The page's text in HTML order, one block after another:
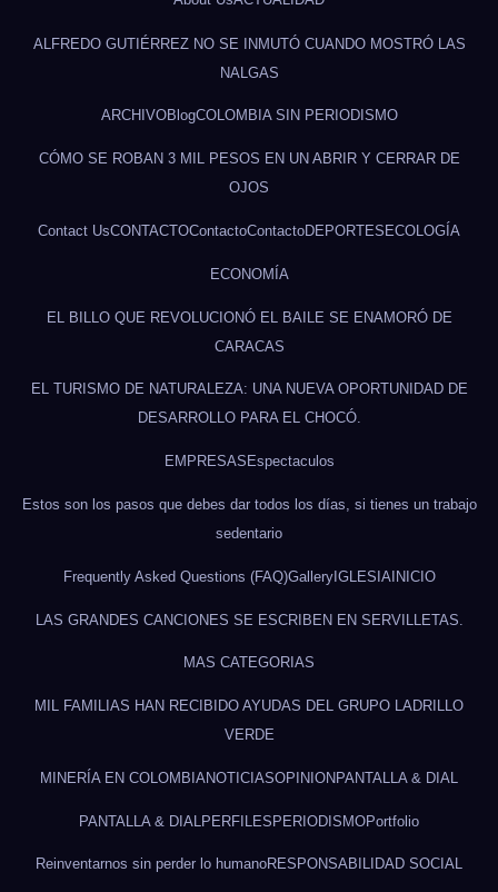
ALFREDO GUTIÉRREZ NO SE INMUTÓ CUANDO MOSTRÓ LAS
NALGAS
ARCHIVOBlogCOLOMBIA SIN PERIODISMO
CÓMO SE ROBAN 3 MIL PESOS EN UN ABRIR Y CERRAR DE
OJOS
Contact UsCONTACTOContactoContactoDEPORTESECOLOGÍA
ECONOMÍA
EL BILLO QUE REVOLUCIONÓ EL BAILE SE ENAMORÓ DE
CARACAS
EL TURISMO DE NATURALEZA: UNA NUEVA OPORTUNIDAD DE
DESARROLLO PARA EL CHOCÓ.
EMPRESASEspectaculos
Estos son los pasos que debes dar todos los días, si tienes un trabajo
sedentario
Frequently Asked Questions (FAQ)GalleryIGLESIAINICIO
LAS GRANDES CANCIONES SE ESCRIBEN EN SERVILLETAS.
MAS CATEGORIAS
MIL FAMILIAS HAN RECIBIDO AYUDAS DEL GRUPO LADRILLO
VERDE
MINERÍA EN COLOMBIANOTICIASOPINIONPANTALLA & DIAL
PANTALLA & DIAL PERFILESPERIODISMOPortfolio
Reinventarnos sin perder lo humanoRESPONSABILIDAD SOCIAL